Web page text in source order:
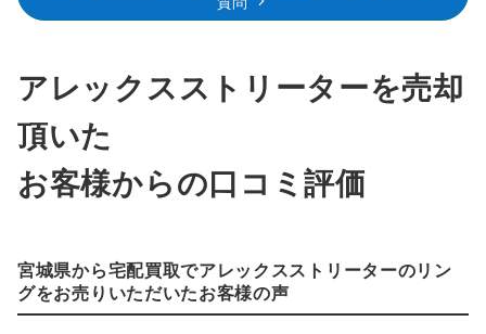
アレックスストリーターを売却
頂いた
お客様からの口コミ評価
宮城県から宅配買取でアレックスストリーターのリン
グをお売りいただいたお客様の声